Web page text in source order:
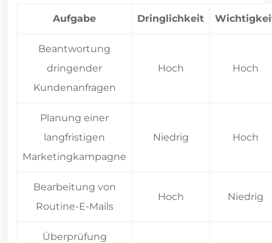
Aufgabe Dringlichkeit
Beantwortung
dringender
Kundenanfragen
Hoch Hoch
Planung einer
langfristigen
Marketingkampagne
Niedrig Hoch
Bearbeitung von
Routine-E-Mails
Hoch Niedrig
Überprüfung